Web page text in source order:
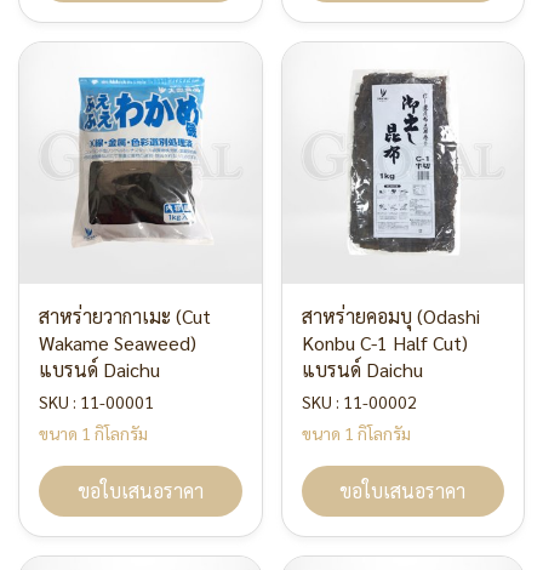
สาหร่ายวากาเมะ (Cut
Wakame Seaweed)
แบรนด์ Daichu
SKU : 11-00001
ขนาด 1 กิโลกรัม
ขอใบเสนอราคา
สาหร่ายคอมบุ (Odashi
Konbu C-1 Half Cut)
แบรนด์ Daichu
SKU : 11-00002
ขนาด 1 กิโลกรัม
ขอใบเสนอราคา